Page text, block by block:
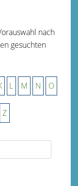
nach
gesuchten
L M N O
Z